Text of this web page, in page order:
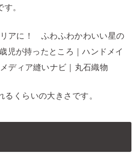
。
くらいの大きさです。